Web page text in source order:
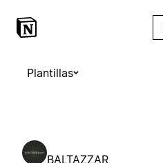
Plantillas
BALTAZZAR